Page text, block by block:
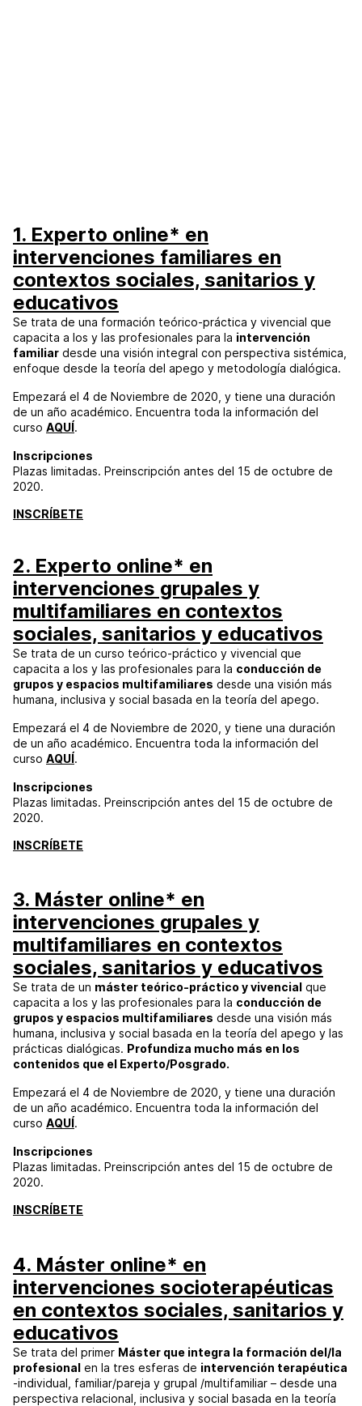
1. Experto online* en
intervenciones familiares en
contextos sociales, sanitarios y
educativos
Se trata de una formación teórico-práctica y vivencial que
capacita a los y las profesionales para la intervención
familiar desde una visión integral con perspectiva sistémica,
enfoque desde la teoría del apego y metodología dialógica.
Empezará el 4 de Noviembre de 2020, y tiene una duración
de un año académico. Encuentra toda la información del
curso AQUÍ.
Inscripciones
Plazas limitadas. Preinscripción antes del 15 de octubre de
2020.
INSCRÍBETE
2. Experto online* en
intervenciones grupales y
multifamiliares en contextos
sociales, sanitarios y educativos
Se trata de un curso teórico-práctico y vivencial que
capacita a los y las profesionales para la conducción de
grupos y espacios multifamiliares desde una visión más
humana, inclusiva y social basada en la teoría del apego.
Empezará el 4 de Noviembre de 2020, y tiene una duración
de un año académico. Encuentra toda la información del
curso AQUÍ.
Inscripciones
Plazas limitadas. Preinscripción antes del 15 de octubre de
2020.
INSCRÍBETE
3. Máster online* en
intervenciones grupales y
multifamiliares en contextos
sociales, sanitarios y educativos
Se trata de un máster teórico-práctico y vivencial que
capacita a los y las profesionales para la conducción de
grupos y espacios multifamiliares desde una visión más
humana, inclusiva y social basada en la teoría del apego y las
prácticas dialógicas. Profundiza mucho más en los
contenidos que el Experto/Posgrado.
Empezará el 4 de Noviembre de 2020, y tiene una duración
de un año académico. Encuentra toda la información del
curso AQUÍ.
Inscripciones
Plazas limitadas. Preinscripción antes del 15 de octubre de
2020.
INSCRÍBETE
4. Máster online* en
intervenciones socioterapéuticas
en contextos sociales, sanitarios y
educativos
Se trata del primer Máster que integra la formación del/la
profesional en la tres esferas de intervención terapéutica
-individual, familiar/pareja y grupal /multifamiliar – desde una
perspectiva relacional, inclusiva y social basada en la teoría